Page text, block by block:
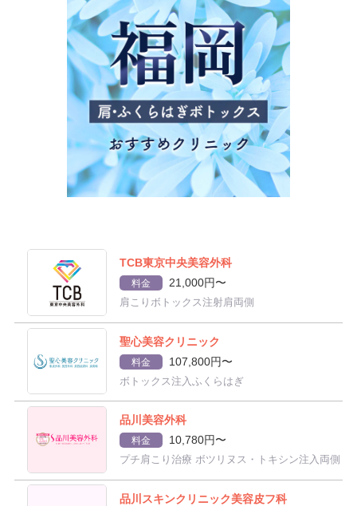
TCB東京中央美容外科
料金 21,000円〜
肩こりボトックス注射肩両側
聖心美容クリニック
料金 107,800円〜
ボトックス注入ふくらはぎ
品川美容外科
料金 10,780円〜
プチ肩こり治療 ボツリヌス・トキシン注入両側
品川スキンクリニック美容皮フ科